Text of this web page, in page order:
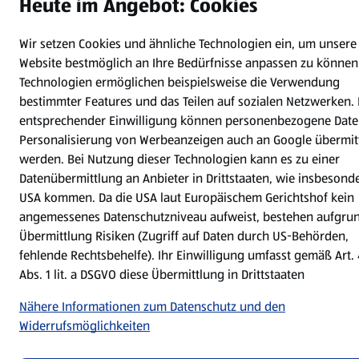
Impressum
Cookie-Einstellungen
Heute im Angebot: Cookies
Wir setzen Cookies und ähnliche Technologien ein, um unsere
Website bestmöglich an Ihre Bedürfnisse anpassen zu
Technologien ermöglichen beispielsweise die Verwendung
bestimmter Features und das Teilen auf sozialen Netzwerken.
entsprechender Einwilligung können personenbezogene
Personalisierung von Werbeanzeigen auch an Google
werden. Bei Nutzung dieser Technologien kann es zu einer
Datenübermittlung an Anbieter in Drittstaaten, wie
USA kommen. Da die USA laut Europäischem Gerichtshof kein
angemessenes Datenschutzniveau aufweist, bestehen
Übermittlung Risiken (Zugriff auf Daten durch US-Behörden,
fehlende Rechtsbehelfe). Ihr Einwilligung umfasst gemäß Art.
Abs. 1 lit. a DSGVO diese Übermittlung in Drittstaaten
Nähere Informationen zum Datenschutz und den
Widerrufsmöglichkeiten